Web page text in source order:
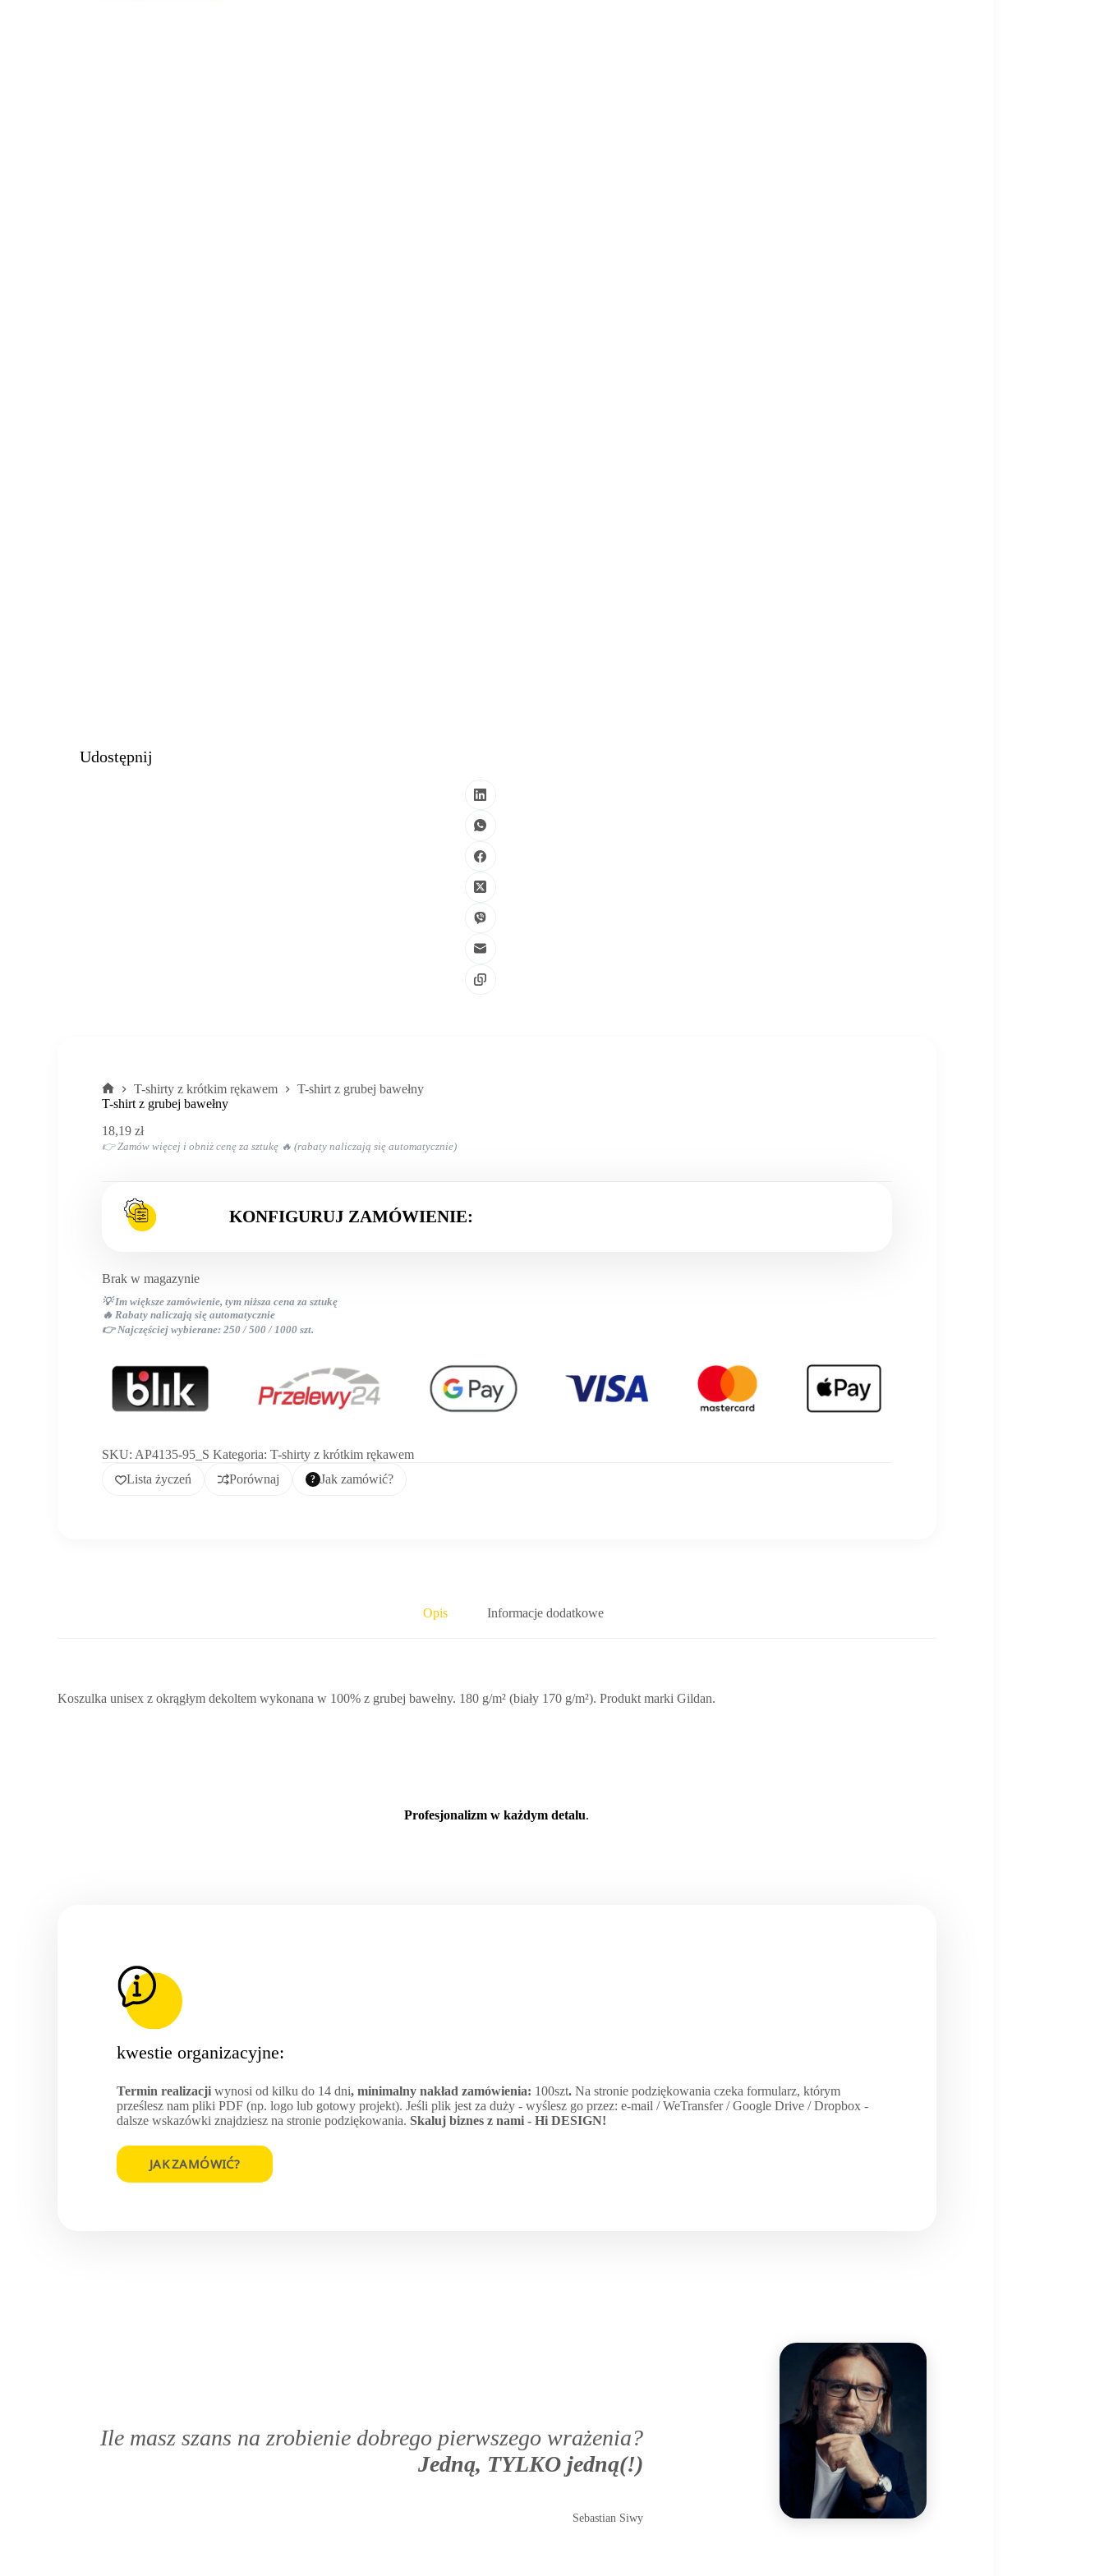
Udostępnij
Strona
T-shirty z krótkim rękawem
T-shirt z grubej bawełny
T-shirt z grubej bawełny
18,19 zł
👉 Zamów więcej i obniż cenę za sztukę 🔥 (rabaty naliczają się automatycznie)
KONFIGURUJ ZAMÓWIENIE:
Brak w magazynie
💡 Im większe zamówienie, tym niższa cena za sztukę
🔥 Rabaty naliczają się automatycznie
👉 Najczęściej wybierane: 250 / 500 / 1000 szt.
SKU: AP4135-95_S Kategoria: T-shirty z krótkim rękawem
Lista życzeń
Porównaj Jak zamówić?
Opis Informacje dodatkowe
Koszulka unisex z okrągłym dekoltem wykonana w 100% z grubej bawełny. 180 g/m² (biały 170 g/m²). Produkt marki Gildan.
Profesjonalizm w każdym detalu.
kwestie organizacyjne:
Termin realizacji wynosi od kilku do 14 dni, minimalny nakład zamówienia: 100szt. Na stronie podziękowania czeka formularz, którym
prześlesz nam pliki PDF (np. logo lub gotowy projekt). Jeśli plik jest za duży - wyślesz go przez: e-mail / WeTransfer / Google Drive / Dropbox -
dalsze wskazówki znajdziesz na stronie podziękowania. Skaluj biznes z nami - Hi DESIGN!
JAK ZAMÓWIĆ?
Ile masz szans na zrobienie dobrego pierwszego wrażenia?
Jedną, TYLKO jedną(!)
Sebastian Siwy